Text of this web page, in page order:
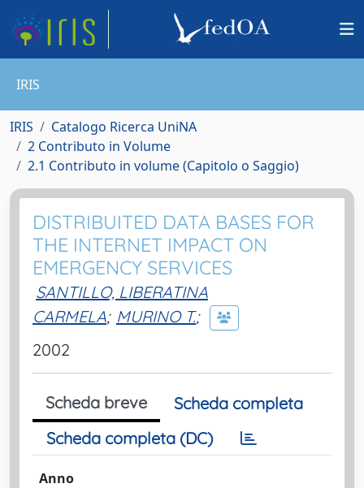
IRIS
IRIS
Catalogo Ricerca UniNA
2 Contributo in Volume
2.1 Contributo in volume (Capitolo o Saggio)
DISTRIBUITED DATA BASES FOR
THE INTERNET IMPACT ON
EMERGENCY SERVICES
SANTILLO, LIBERATINA
CARMELA; MURINO T.;
2002
Scheda breve
Scheda completa
Scheda completa (DC)
Anno